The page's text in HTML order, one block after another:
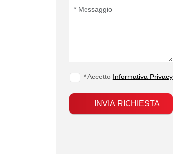
* Accetto Informativa Privacy
INVIA RICHIESTA